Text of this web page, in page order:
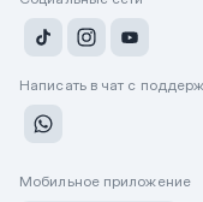
Написать в чат с
Мобильное приложение